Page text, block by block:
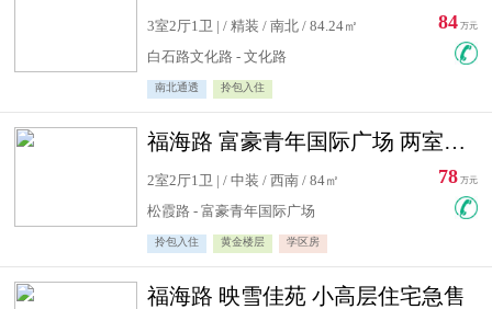
3室2厅1卫 | / 精装 / 南北 / 84.24㎡
白石路文化路 - 文化路
南北通透 拎包入住
84 万元
福海路 富豪青年国际广场 两室住宅急售
2室2厅1卫 | / 中装 / 西南 / 84㎡
松霞路 - 富豪青年国际广场
拎包入住 黄金楼层 学区房
78 万元
福海路 映雪佳苑 小高层住宅急售